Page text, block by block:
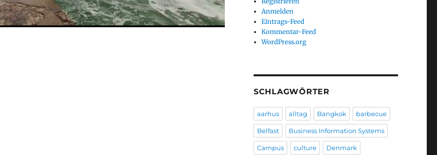
Anmelden
Eintrags-Feed
Kommentar-Feed
WordPress.org
SCHLAGWÖRTER
aarhus alltag Bangkok barbecue
Belfast Business Information Systems
Campus culture Denmark